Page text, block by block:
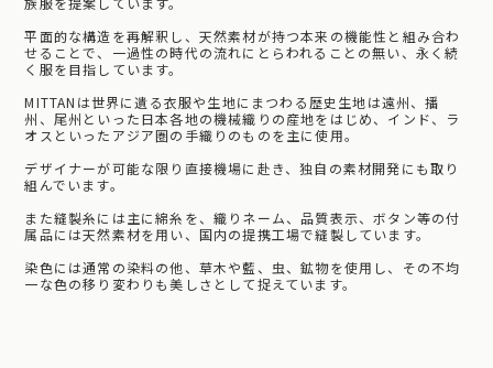
平面的な構造を再解釈し、天然素材が持つ本来の機能性と組み合わ
せることで、一過性の時代の流れにとらわれることの無い、永く続
く服を目指しています。
MITTANは世界に遺る衣服や生地にまつわる歴史生地は遠州、播
州、尾州といった日本各地の機械織りの産地をはじめ、インド、ラ
オスといったアジア圏の手織りのものを主に使用。
デザイナーが可能な限り直接機場に赴き、独自の素材開発にも取り
組んでいます。
また縫製糸には主に綿糸を、織りネーム、品質表示、ボタン等の付
属品には天然素材を用い、国内の提携工場で縫製しています。
染色には通常の染料の他、草木や藍、虫、鉱物を使用し、その不均
一な色の移り変わりも美しさとして捉えています。